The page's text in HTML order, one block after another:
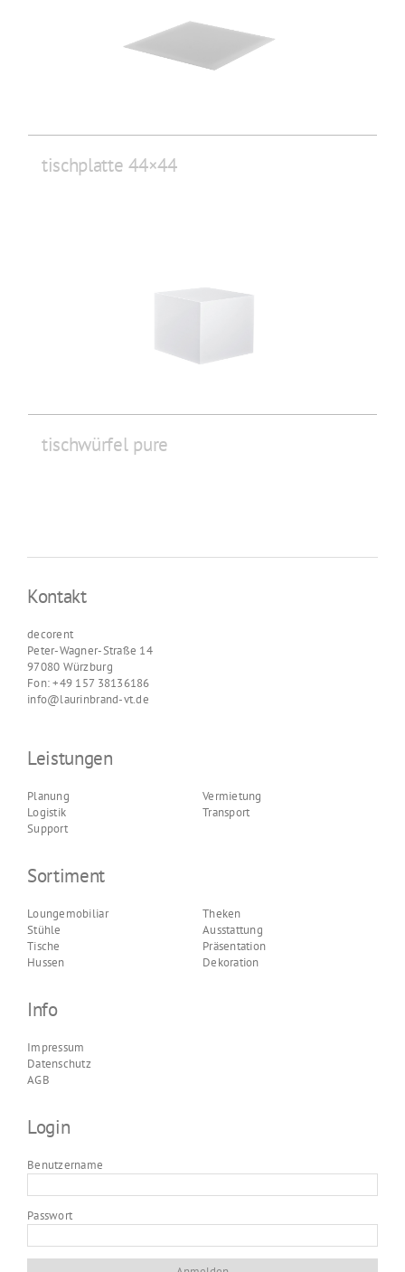
tischplatte 44×44
tischwürfel pure
Kontakt
decorent
Peter-Wagner-Straße 14
97080 Würzburg
Fon: +49 157 38136186
info@laurinbrand-vt.de
Leistungen
Planung
Logistik
Support
Vermietung
Transport
Sortiment
Loungemobiliar
Stühle
Tische
Hussen
Theken
Ausstattung
Präsentation
Dekoration
Info
Impressum
Datenschutz
AGB
Login
Benutzername
Passwort